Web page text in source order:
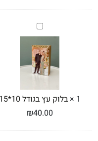
בלוק
עץ
בגודל
10*15
1
×בלוק עץ בגודל 10*15
₪40.00